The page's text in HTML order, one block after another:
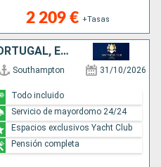
2 209 € +Tasas
REINO UNIDO, FRANCIA, PORTUGAL, ESPAÑA
Southampton 31/10/2026
Todo incluido
Servicio de mayordomo 24/24
Espacios exclusivos Yacht Club
Pensión completa